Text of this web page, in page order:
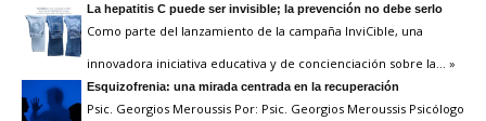
La hepatitis C puede ser invisible; la prevención no debe serlo
Como parte del lanzamiento de la campaña InviCible, una
innovadora iniciativa educativa y de concienciación sobre la … »
Esquizofrenia: una mirada centrada en la recuperación
Psic. Georgios Meroussis Por: Psic. Georgios Meroussis Psicólogo